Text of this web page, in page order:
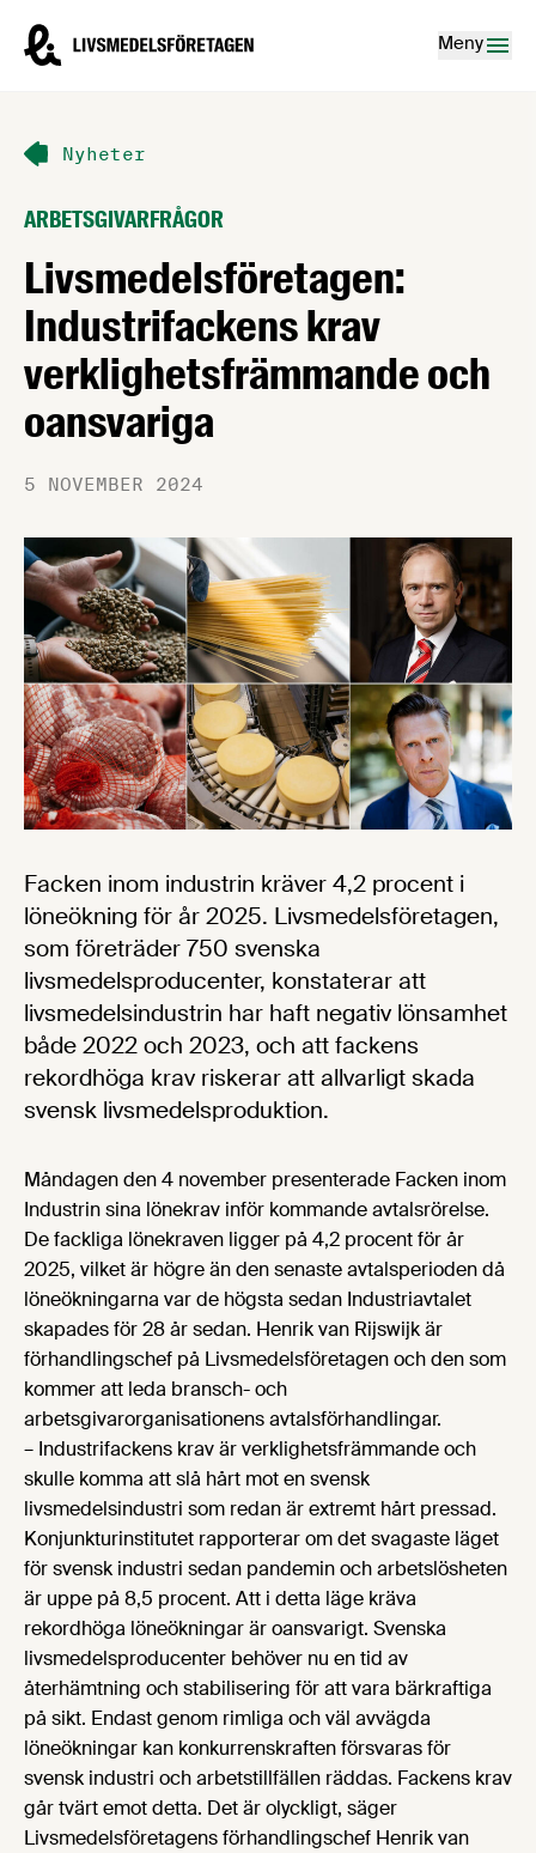
Livsmedelsföretagen – till startsidan
Meny
Nyheter
ARBETSGIVARFRÅGOR
Livsmedelsföretagen:
Industrifackens krav
verklighetsfrämmande och
oansvariga
5 NOVEMBER 2024
Facken inom industrin kräver 4,2 procent i
löneökning för år 2025. Livsmedelsföretagen,
som företräder 750 svenska
livsmedelsproducenter, konstaterar att
livsmedelsindustrin har haft negativ lönsamhet
både 2022 och 2023, och att fackens
rekordhöga krav riskerar att allvarligt skada
svensk livsmedelsproduktion.
Måndagen den 4 november presenterade Facken inom
Industrin sina lönekrav inför kommande avtalsrörelse.
De fackliga lönekraven ligger på 4,2 procent för år
2025, vilket är högre än den senaste avtalsperioden då
löneökningarna var de högsta sedan Industriavtalet
skapades för 28 år sedan. Henrik van Rijswijk är
förhandlingschef på Livsmedelsföretagen och den som
kommer att leda bransch- och
arbetsgivarorganisationens avtalsförhandlingar.
– Industrifackens krav är verklighetsfrämmande och
skulle komma att slå hårt mot en svensk
livsmedelsindustri som redan är extremt hårt pressad.
Konjunkturinstitutet rapporterar om det svagaste läget
för svensk industri sedan pandemin och arbetslösheten
är uppe på 8,5 procent. Att i detta läge kräva
rekordhöga löneökningar är oansvarigt. Svenska
livsmedelsproducenter behöver nu en tid av
återhämtning och stabilisering för att vara bärkraftiga
på sikt. Endast genom rimliga och väl avvägda
löneökningar kan konkurrenskraften försvaras för
svensk industri och arbetstillfällen räddas. Fackens krav
går tvärt emot detta. Det är olyckligt, säger
Livsmedelsföretagens förhandlingschef Henrik van